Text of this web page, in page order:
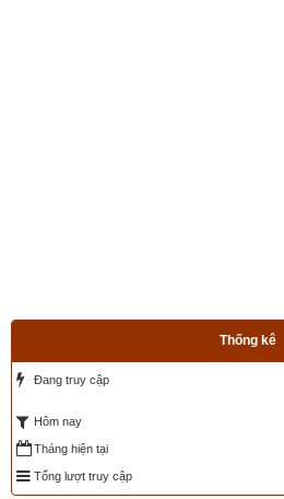
Thống kê
Đang truy cập
Hôm nay
Tháng hiện tại
Tổng lượt truy cập